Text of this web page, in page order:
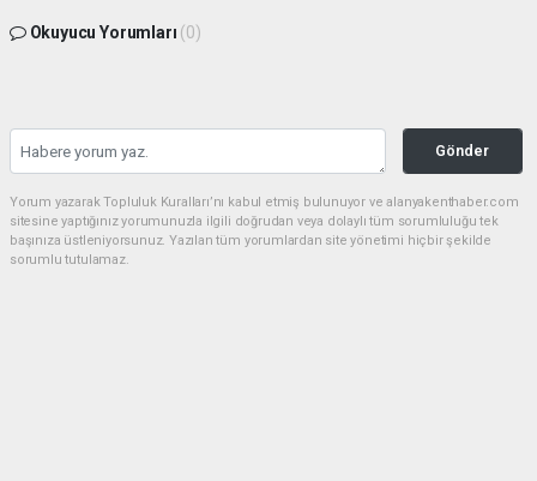
Okuyucu Yorumları (0)
Gönder
Yorum yazarak Topluluk Kuralları’nı kabul etmiş bulunuyor ve alanyakenthaber.com
sitesine yaptığınız yorumunuzla ilgili doğrudan veya dolaylı tüm sorumluluğu tek
başınıza üstleniyorsunuz. Yazılan tüm yorumlardan site yönetimi hiçbir şekilde
sorumlu tutulamaz.